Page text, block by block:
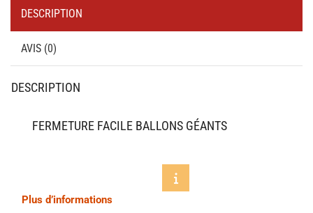
DESCRIPTION
AVIS (0)
DESCRIPTION
FERMETURE FACILE BALLONS GÉANTS
Plus d’informations